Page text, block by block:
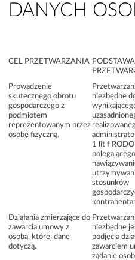
DANYCH
CEL PRZETWARZANIA
Prowadzenie
skutecznego obrotu
gospodarczego z
podmiotem
reprezentowanym przez
osobę fizyczną.
niezbędne
1 lit f RODO
stosunków
Działania zmierzające do
zawarcia umowy z
osobą, której dane
dotyczą.
niezbędne
podjęcia
zawarciem
żądanie